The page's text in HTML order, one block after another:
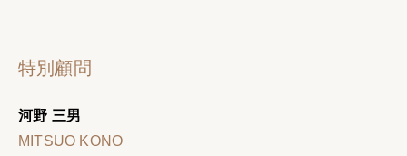
特別顧問
河野 三男
MITSUO KONO